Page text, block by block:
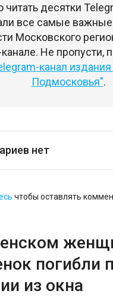
читать десятки
все самые важные
Московского
Не пропусти,
канал
Подмосковья".
нет
чтобы оставлять
погибли
из окна